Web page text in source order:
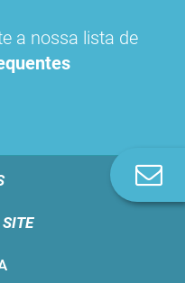
a nossa lista de
SITE